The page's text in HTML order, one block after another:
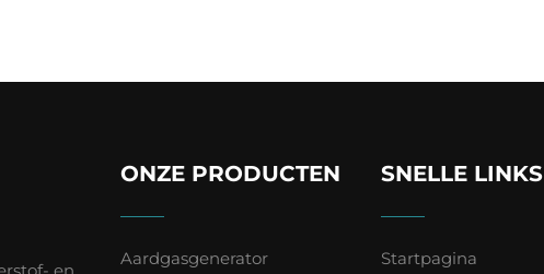
en
ONZE PRODUCTEN
Aardgasgenerator
SNELLE LINKS
Startpagina